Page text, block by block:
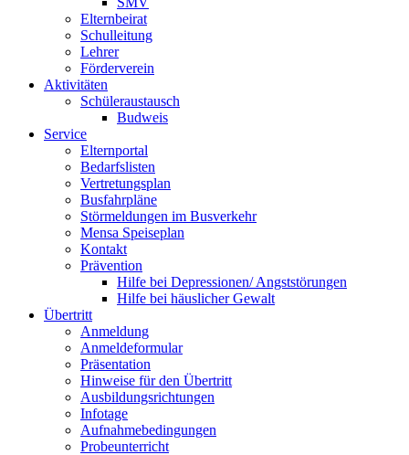
Elternbeirat
Schulleitung
Lehrer
Förderverein
Aktivitäten
Schüleraustausch
Budweis
Service
Elternportal
Bedarfslisten
Vertretungsplan
Busfahrpläne
Störmeldungen im Busverkehr
Mensa Speiseplan
Kontakt
Prävention
Hilfe bei Depressionen/ Angststörungen
Hilfe bei häuslicher Gewalt
Übertritt
Anmeldung
Anmeldeformular
Präsentation
Hinweise für den Übertritt
Ausbildungsrichtungen
Infotage
Aufnahmebedingungen
Probeunterricht